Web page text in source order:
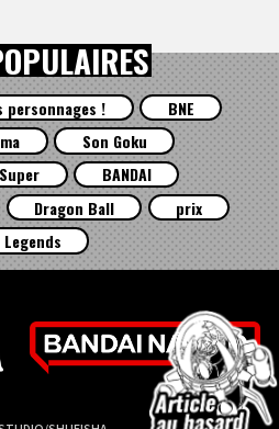
!
BNE
Son Goku
BANDAI
Dragon Ball
prix
Legends